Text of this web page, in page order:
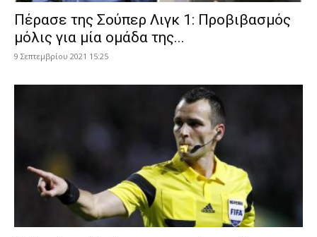
Πέρασε της Σούπερ Λιγκ 1: Προβιβασμός
μόλις για μία ομάδα της...
9 Σεπτεμβρίου 2021 15:25